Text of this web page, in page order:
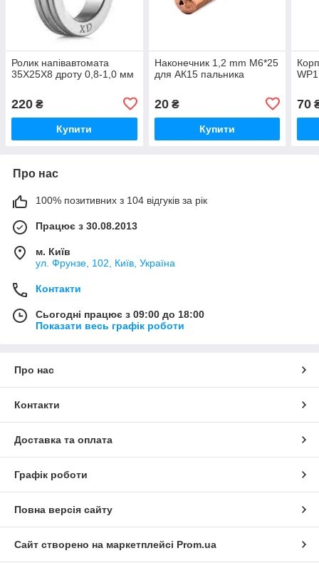
Ролик напівавтомата
35Х25Х8 дроту 0,8-1,0 мм
220 ₴
Купити
Наконечник 1,2 mm М6*25
для АК15 пальника
20₴
Купити
70
Про нас
100% позитивних з 104 відгуків за рік
Працює з 30.08.2013
м. Київ
ул. Фрунзе, 102, Київ, Україна
Контакти
Сьогодні працює з 09:00 до 18:00
Показати весь графік роботи
Про нас
Контакти
Доставка та оплата
Графік роботи
Повна версія сайту
Сайт створено на маркетплейсі Prom.ua